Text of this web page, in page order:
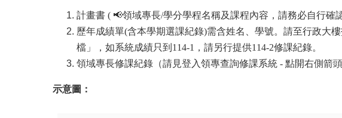
計畫書 ( 📢領域專長/學分學程名稱及課程內容，請務必自行
歷年成績單(含本學期選課紀錄)需含姓名、學號。 請至行政大
檔」，如系統成績只到114-1，請另行提供114-2修課紀錄。
領域專長修課紀錄 （請見登入領專查詢修課系統 - 點開右側箭
示意圖：